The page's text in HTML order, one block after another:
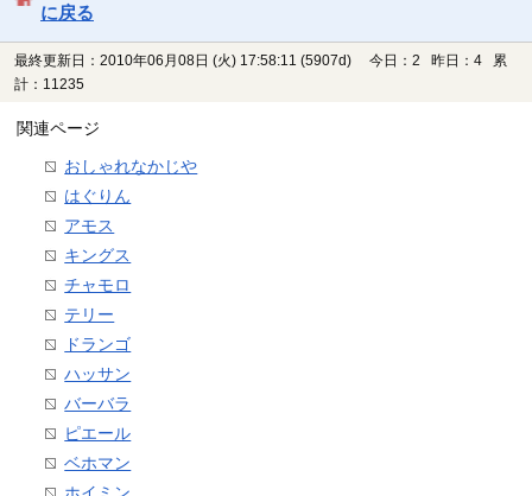
に戻る
最終更新日：2010年06月08日 (火) 17:58:11 (5907d)
今日：2 昨日：4 累
計：11235
関連ページ
おしゃれなかじや
はぐりん
アモス
キングス
チャモロ
テリー
ドランゴ
ハッサン
バーバラ
ピエール
ベホマン
ホイミン